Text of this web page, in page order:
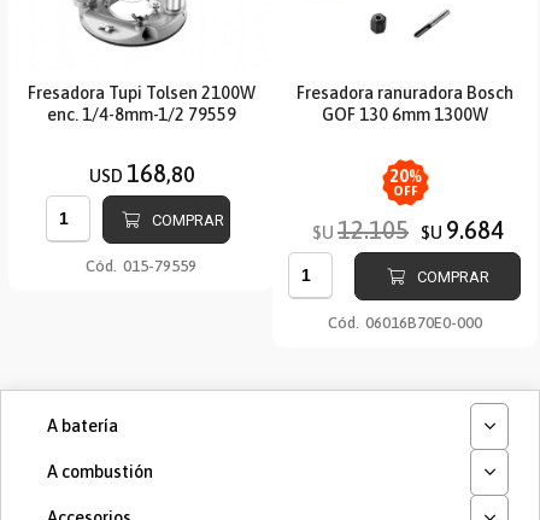
Fresadora Tupi Tolsen 2100W
enc. 1/4-8mm-1/2 79559
USD 168,80
COMPRAR
Cód. 015-79559
Fresadora ranuradora Bosch
GOF 130 6mm 1300W
20%
OFF
$U 12.105 $U 9.684
COMPRAR
Cód. 06016B70E0-000
A batería
A combustión